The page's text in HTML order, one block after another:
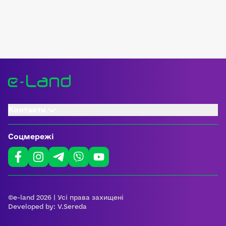
Соцмережі
©e-land 2026 | Усі права захищені
Developed by: V.Sereda